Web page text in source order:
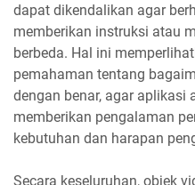
dapat dikendalikan agar
memberikan instruksi atau
berbeda. Hal ini
pemahaman tentang
dengan benar, agar aplikasi
memberikan pengalaman
kebutuhan dan harapan
Secara keseluruhan, objek